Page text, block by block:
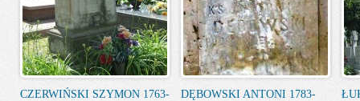
CZERWIŃSKI SZYMON 1763-
DĘBOWSKI ANTONI 1783-